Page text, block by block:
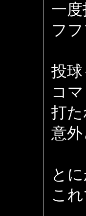
一
フ
投
コ
打
意
と
こ